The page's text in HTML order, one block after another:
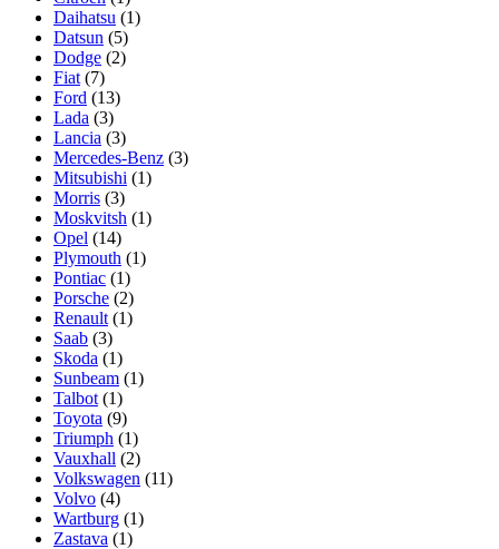
Daihatsu (1)
Datsun (5)
Dodge (2)
Fiat (7)
Ford (13)
Lada (3)
Lancia (3)
Mercedes-Benz (3)
Mitsubishi (1)
Morris (3)
Moskvitsh (1)
Opel (14)
Plymouth (1)
Pontiac (1)
Porsche (2)
Renault (1)
Saab (3)
Skoda (1)
Sunbeam (1)
Talbot (1)
Toyota (9)
Triumph (1)
Vauxhall (2)
Volkswagen (11)
Volvo (4)
Wartburg (1)
Zastava (1)